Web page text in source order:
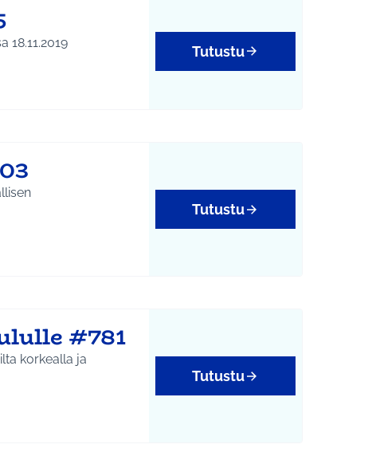
ideapajassa 18.11.2019 Tutustu
Tutustu
#781
korkealla ja
Tutustu